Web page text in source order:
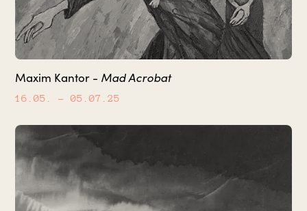
Maxim Kantor - Mad Acrobat
16.05. – 05.07.25